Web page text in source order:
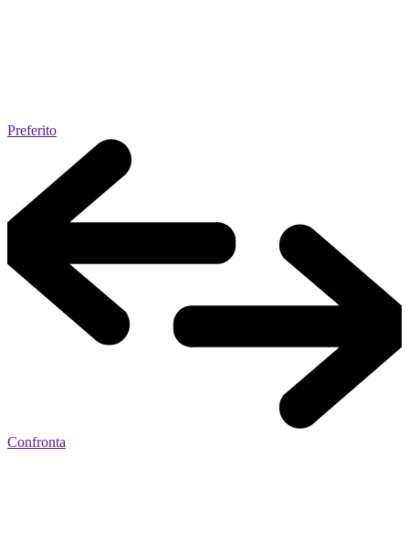
Preferito
Confronta